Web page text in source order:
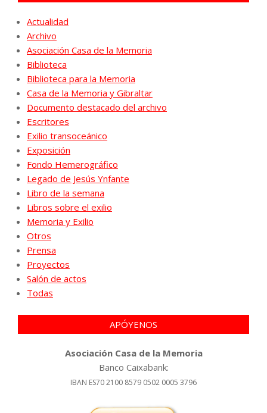
Actualidad
Archivo
Asociación Casa de la Memoria
Biblioteca
Biblioteca para la Memoria
Casa de la Memoria y Gibraltar
Documento destacado del archivo
Escritores
Exilio transoceánico
Exposición
Fondo Hemerográfico
Legado de Jesús Ynfante
Libro de la semana
Libros sobre el exilio
Memoria y Exilio
Otros
Prensa
Proyectos
Salón de actos
Todas
APÓYENOS
Asociación Casa de la Memoria
Banco Caixabank:
IBAN ES70 2100 8579 0502 0005 3796